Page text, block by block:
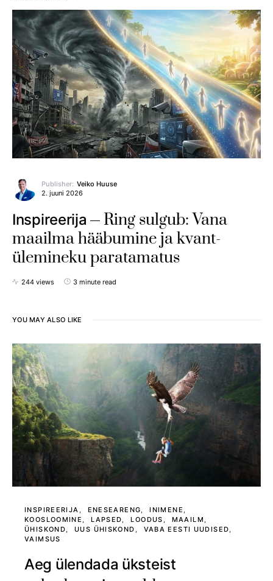
Publisher: Veiko Huuse
2. juuni 2026
Inspireerija
Ring sulgub: Vana
maailma hääbumine ja kvant-
ülemineku paratamatus
244 views 3 minute read
YOU MAY ALSO LIKE
INSPIREERIJA ENESEARENG
INIMENE
KOOSLOOMINE
LAPSED LOODUS
MAAILM
ÜHISKOND
UUS ÜHISKOND
VABA EESTI UUDISED
VAIMSUS
Aeg ülendada üksteist